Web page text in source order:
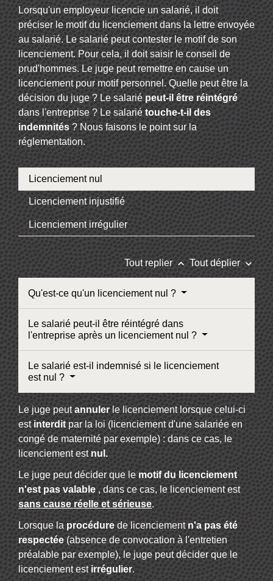
Lorsqu'un employeur licencie un salarié, il doit
préciser le motif du licenciement dans la lettre envoyée
au salarié. Le salarié peut contester le motif de son
licenciement. Pour cela, il doit saisir le conseil de
prud'hommes. Le juge peut remettre en cause un
licenciement pour motif personnel. Quelle peut être la
décision du juge ? Le salariépeut-il être réintégré
dans l'entreprise ? Le salarié touche-t-il des
indemnités ? Nous faisons le point sur la
réglementation.
Licenciement nul
Licenciement injustifié
Licenciement irrégulier
Tout replierkeyboard_arrow_up Tout déplierkeyboard_arrow_down
Qu'est-ce qu'un licenciement nul ?
Le salarié peut-il être réintégré dans
l'entreprise après un licenciement nul ?
Le salarié est-il indemnisé si le licenciement
est nul ?
Le juge peutannulerle licenciement lorsque celui-ci
estinterditpar la loi (licenciement d'une salariée en
congé de maternité par exemple) : dans ce cas, le
licenciement est nul.
Le juge peut décider que le motif du licenciement
n'est pas valable, dans ce cas, le licenciement est
sans cause réelle et sérieuse.
Lorsque laprocédurede licenciementn'a pas été
respectée (absence de convocation à l'entretien
préalable par exemple), le juge peut décider que le
licenciement estirrégulier.